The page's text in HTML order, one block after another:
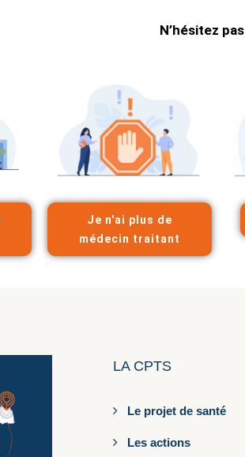
N’hésitez
Je n'ai plus de
médecin traitant
LA CPTS
Le projet de santé
Les actions